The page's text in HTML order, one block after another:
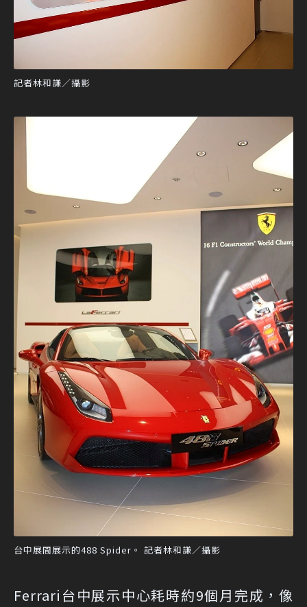
記者林和謙／攝影
台中展間展示的488 Spider。 記者林和謙／攝影
Ferrari台中展示中心耗時約9個月完成，像